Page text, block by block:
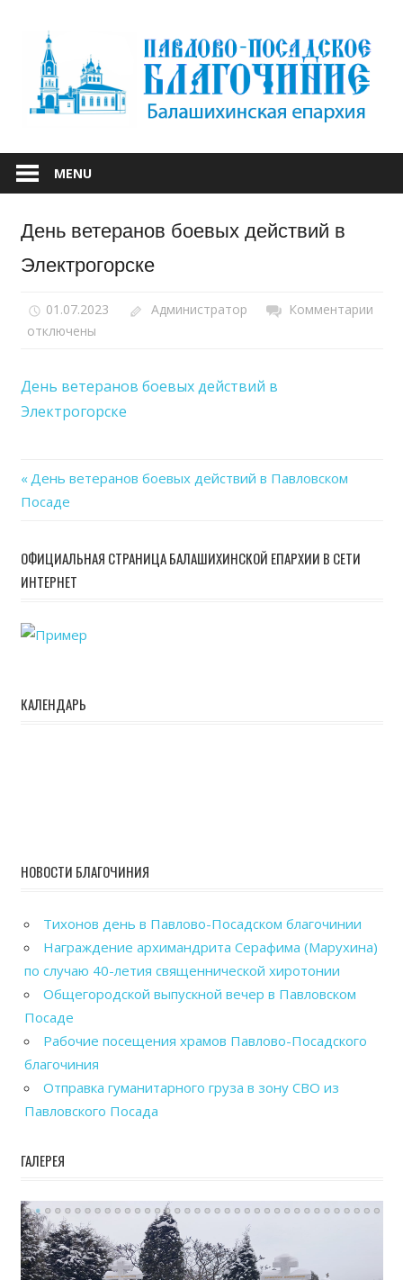
content
ПАВЛОВО-
ПОСАДСКОЕ
MENU
День ветеранов боевых действий в
Электрогорске
01.07.2023 Администратор Комментарии
отключены
День ветеранов боевых действий в
Электрогорске
Навигация
записям
Previous
Post:
День ветеранов боевых действий в Павловском
Посаде
ОФИЦИАЛЬНАЯ СТРАНИЦА БАЛАШИХИНСКОЙ ЕПАРХИИ В СЕТИ
ИНТЕРНЕТ
КАЛЕНДАРЬ
НОВОСТИ БЛАГОЧИНИЯ
Тихонов день в Павлово-Посадском благочинии
Награждение архимандрита Серафима (Марухина)
по случаю 40-летия священнической хиротонии
Общегородской выпускной вечер в Павловском
Посаде
Рабочие посещения храмов Павлово-Посадского
благочиния
Отправка гуманитарного груза в зону СВО из
Павловского Посада
ГАЛЕРЕЯ